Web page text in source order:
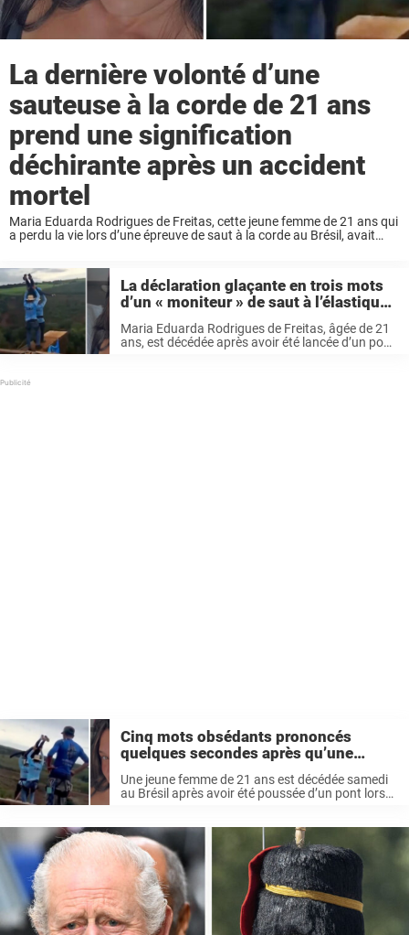
La dernière volonté d’une
sauteuse à la corde de 21 ans
prend une signification
déchirante après un accident
mortel
Maria Eduarda Rodrigues de Freitas, cette jeune femme de 21 ans qui
a perdu la vie lors d’une épreuve de saut à la corde au Brésil, avait
La déclaration glaçante en trois mots
d’un « moniteur » de saut à l’élastique,
interpellé par la police lorsqu’une
femme a trouvé la mort après avoir été
projetée sans corde de sécurité
Maria Eduarda Rodrigues de Freitas, âgée de 21
ans, est décédée après avoir été lancée d’un pont
Cinq mots obsédants prononcés
quelques secondes après qu’une
femme a trouvé la mort après avoir été
projetée dans le vide, alors que
l’équipe chargée du saut à l’élastique
sécurité
Une jeune femme de 21 ans est décédée samedi
au Brésil après avoir été poussée d’un pont lors